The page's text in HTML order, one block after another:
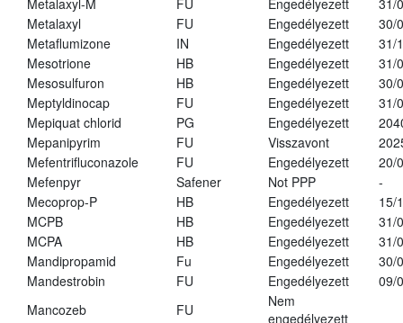
Metalaxyl-M
FU Engedélyezett
31/
Metalaxyl
FU Engedélyezett
30/
Metaflumizone
IN Engedélyezett
31/
Mesotrione
HB Engedélyezett
31/
Mesosulfuron
HB Engedélyezett
30/
Meptyldinocap
FU Engedélyezett
31/
Mepiquat chlorid
PG Engedélyezett
Mepanipyrim
FU Visszavont
Mefentrifluconazole
FU Engedélyezett
20/
Mefenpyr
Safener Not PPP
-
Mecoprop-P
HB Engedélyezett
15/
MCPB
HB Engedélyezett
31/
MCPA
HB Engedélyezett
31/
Mandipropamid
Fu Engedélyezett
30/
Mandestrobin
FU Engedélyezett
09/
Mancozeb
FU
Nem
engedélyezett